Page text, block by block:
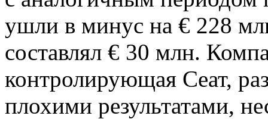
ушли в минус на € 228
составлял € 30 млн.
контролирующая Сеат,
плохими результатами,